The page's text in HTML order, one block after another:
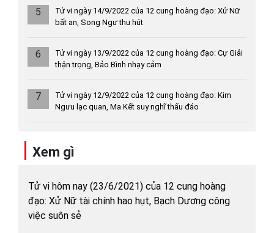
5
Tử vi ngày 14/9/2022 của 12 cung hoàng đạo: Xử Nữ
bất an, Song Ngư thu hút
6
Tử vi ngày 13/9/2022 của 12 cung hoàng đạo: Cự Giải
thận trọng, Bảo Bình nhạy cảm
7
Tử vi ngày 12/9/2022 của 12 cung hoàng đạo: Kim
Ngưu lạc quan, Ma Kết suy nghĩ thấu đáo
Xem gì
Tử vi hôm nay (23/6/2021) của 12 cung hoàng
đạo: Xử Nữ tài chính hao hụt, Bạch Dương công
việc suôn sẻ